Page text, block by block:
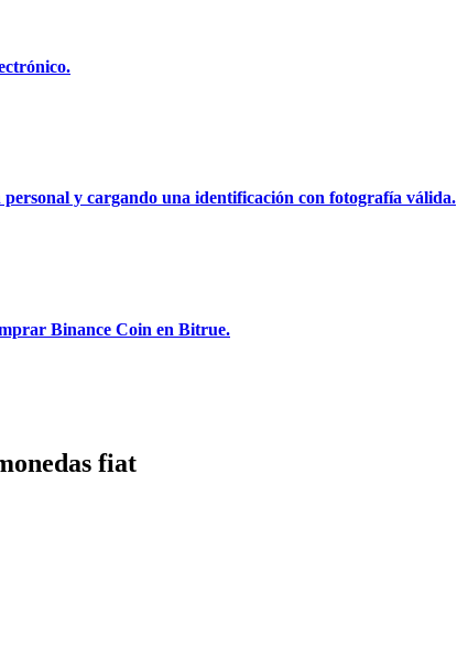
etc.
y cargando una identificación con fotografía válida.
Binance Coin en Bitrue.
fiat